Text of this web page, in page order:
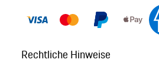
Rechtliche Hinweise